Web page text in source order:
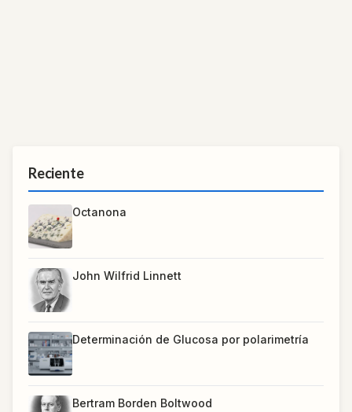
Reciente
Octanona
John Wilfrid Linnett
Determinación de Glucosa por polarimetría
Bertram Borden Boltwood